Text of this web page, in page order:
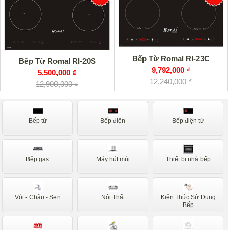
Bếp Từ Romal RI-20S
5,500,000 ₫
12,900,000 ₫
Bếp Từ Romal RI-23C
9,792,000 ₫
12,240,000 ₫
Bếp từ Bếp điện Bếp điện từ
Bếp gas Máy hút mùi Thiết bị nhà bếp
Vòi - Chậu - Sen Nội Thất
Kiến Thức Sử Dụng
Bếp